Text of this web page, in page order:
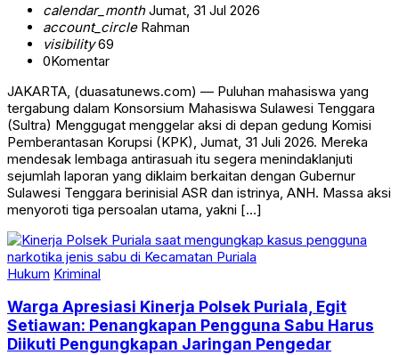
calendar_monthJumat, 31 Jul 2026
account_circleRahman
visibility69
0Komentar
JAKARTA, (duasatunews.com) — Puluhan mahasiswa yang
tergabung dalam Konsorsium Mahasiswa Sulawesi Tenggara
(Sultra) Menggugat menggelar aksi di depan gedung Komisi
Pemberantasan Korupsi (KPK), Jumat, 31 Juli 2026. Mereka
mendesak lembaga antirasuah itu segera menindaklanjuti
sejumlah laporan yang diklaim berkaitan dengan Gubernur
Sulawesi Tenggara berinisial ASR dan istrinya, ANH. Massa aksi
menyoroti tiga persoalan utama, yakni […]
Hukum Kriminal
Warga Apresiasi Kinerja Polsek Puriala, Egit
Setiawan: Penangkapan Pengguna Sabu Harus
Diikuti Pengungkapan Jaringan Pengedar